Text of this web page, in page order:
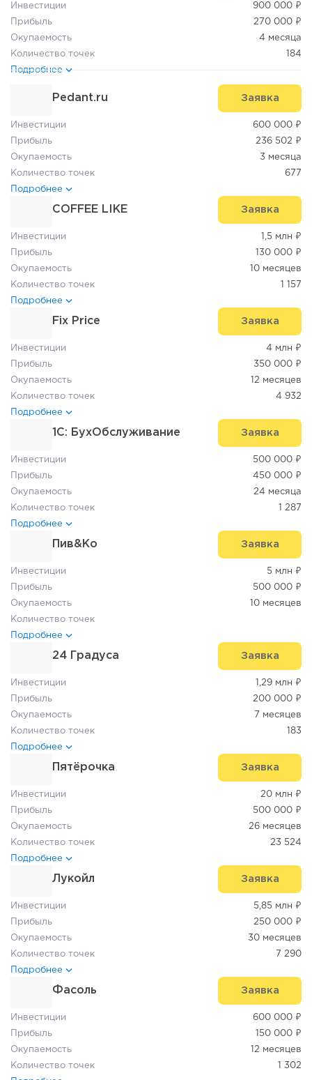
Инвестиции 900 000 ₽
Прибыль 270 000 ₽
Окупаемость 4 месяца
Количество точек 184
Подробнее
Pedant.ru Заявка
Инвестиции 600 000 ₽
Прибыль 236 502 ₽
Окупаемость 3 месяца
Количество точек 677
Подробнее
COFFEE LIKE Заявка
Инвестиции 1,5 млн ₽
Прибыль 130 000 ₽
Окупаемость 10 месяцев
Количество точек 1 157
Подробнее
Fix Price Заявка
Инвестиции 4 млн ₽
Прибыль 350 000 ₽
Окупаемость 12 месяцев
Количество точек 4 932
Подробнее
1C: БухОбслуживание Заявка
Инвестиции 500 000 ₽
Прибыль 450 000 ₽
Окупаемость 24 месяца
Количество точек 1 287
Подробнее
Пив&Ко Заявка
Инвестиции 5 млн ₽
Прибыль 500 000 ₽
Окупаемость 10 месяцев
Количество точек
Подробнее
24 Градуса Заявка
Инвестиции 1,29 млн ₽
Прибыль 200 000 ₽
Окупаемость 7 месяцев
Количество точек 183
Подробнее
Пятёрочка Заявка
Инвестиции 20 млн ₽
Прибыль 500 000 ₽
Окупаемость 26 месяцев
Количество точек 23 524
Подробнее
Лукойл Заявка
Инвестиции 5,85 млн ₽
Прибыль 250 000 ₽
Окупаемость 30 месяцев
Количество точек 7 290
Подробнее
Фасоль Заявка
Инвестиции 600 000 ₽
Прибыль 150 000 ₽
Окупаемость 12 месяцев
Количество точек 1 302